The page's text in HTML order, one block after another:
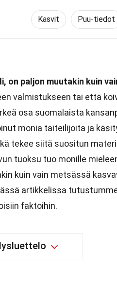
Kasvit Puu-tiedot
on paljon muutakin kuin
valmistukseen tai että
osa suomalaista
monia taiteilijoita ja
tekee siitä suositun
tuoksu tuo monille
kuin vain metsässä
artikkelissa
faktoihin.